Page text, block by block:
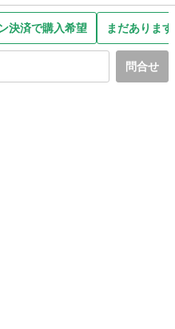
決済で購入希望 まだありま
問合せ